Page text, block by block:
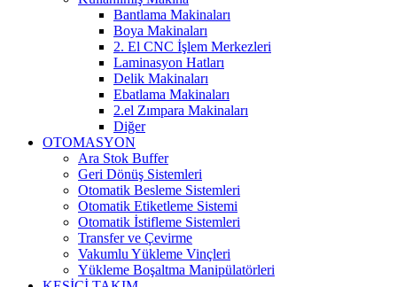
Bantlama Makinaları
Boya Makinaları
2. El CNC İşlem Merkezleri
Laminasyon Hatları
Delik Makinaları
Ebatlama Makinaları
2.el Zımpara Makinaları
Diğer
OTOMASYON
Ara Stok Buffer
Geri Dönüş Sistemleri
Otomatik Besleme Sistemleri
Otomatik Etiketleme Sistemi
Otomatik İstifleme Sistemleri
Transfer ve Çevirme
Vakumlu Yükleme Vinçleri
Yükleme Boşaltma Manipülatörleri